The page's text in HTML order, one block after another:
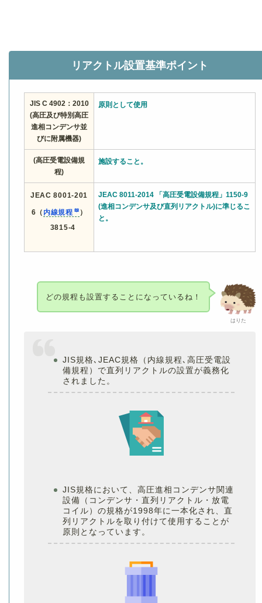
リアクトル設置基準ポイント
JIS C 4902：2010
(高圧及び特別高圧
進相コンデンサ並
びに附属機器)
原則として使用
(高圧受電設備規
程)
施設すること。
JEAC 8001-201
6（ 内線規程
）
3815-4
JEAC 8011-2014 「高圧受電設備規程」1150-9
(進相コンデンサ及び直列リアクトル)に準じるこ
と。
はりた
どの規程も設置することになっているね！
JIS規格､JEAC規格（内線規程､高圧受電設
備規程）で直列リアクトルの設置が義務化
されました。
JIS規格において、高圧進相コンデンサ関連
設備（コンデンサ・直列リアクトル・放電
コイル）の規格が1998年に一本化され、直
列リアクトルを取り付けて使用することが
原則となっています。